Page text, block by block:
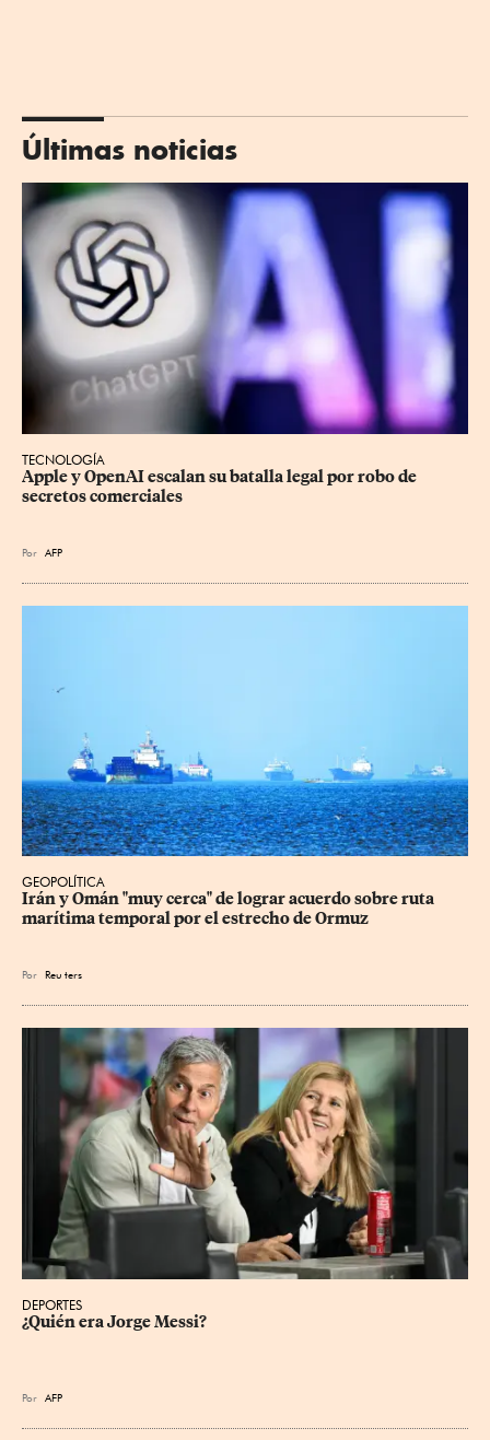
Últimas noticias
TECNOLOGÍA
Apple y OpenAI escalan su batalla legal por robo de
secretos comerciales
Por AFP
GEOPOLÍTICA
Irán y Omán "muy cerca" de lograr acuerdo sobre ruta
marítima temporal por el estrecho de Ormuz
Por Reu ters
DEPORTES
¿Quién era Jorge Messi?
Por AFP